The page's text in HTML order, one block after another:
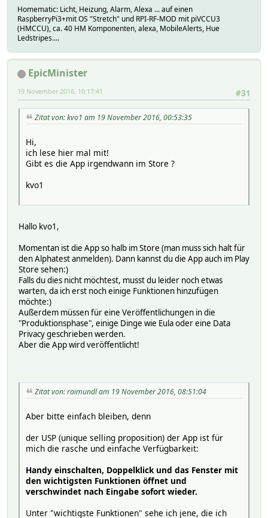
Homematic: Licht, Heizung, Alarm, Alexa ... auf einen
RaspberryPi3+mit OS "Stretch" und RPI-RF-MOD mit piVCCU3
(HMCCU), ca. 40 HM Komponenten, alexa, MobileAlerts, Hue
Ledstripes....
EpicMinister
#31
19 November 2016, 10:17:41
Zitat von: kvo1 am 19 November 2016, 00:53:35
Hi,
ich lese hier mal mit!
Gibt es die App irgendwann im Store ?
kvo1
Hallo kvo1,
Momentan ist die App so halb im Store (man muss sich halt für
den Alphatest anmelden). Dann kannst du die App auch im Play
Store sehen:)
Falls du dies nicht möchtest, musst du leider noch etwas
warten, da ich erst noch einige Funktionen hinzufügen
möchte:)
Außerdem müssen für eine Veröffentlichungen in die
"Produktionsphase", einige Dinge wie Eula oder eine Data
Privacy geschrieben werden.
Aber die App wird veröffentlicht!
Zitat von: raimundl am 19 November 2016, 08:51:04
Aber bitte einfach bleiben, denn
der USP (unique selling proposition) der App ist für
mich die rasche und einfache Verfügbarkeit:
Handy einschalten, Doppelklick und das Fenster mit
den wichtigsten Funktionen öffnet und
verschwindet nach Eingabe sofort wieder.
Unter "wichtigste Funktionen" sehe ich jene, die ich